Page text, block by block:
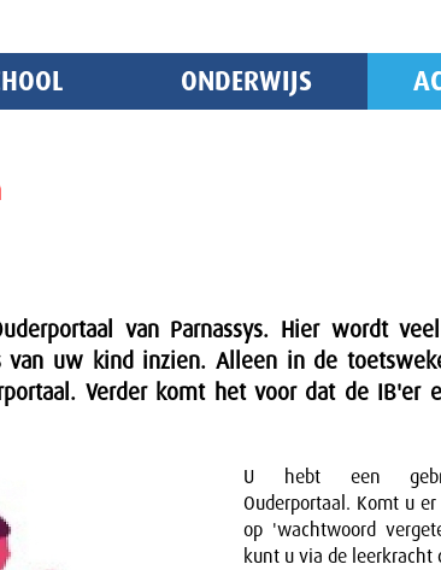
ONDERWIJS
van Parnassys. Hier wordt
van uw kind inzien. Alleen in de
Verder komt het voor dat de IB'er
U hebt een
Ouderportaal. Komt u
op 'wachtwoord
kunt u via de